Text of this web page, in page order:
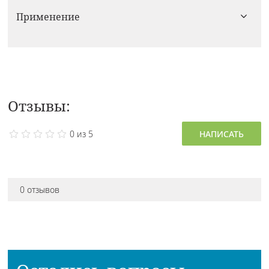
Применение
Отзывы:
0 из 5 НАПИСАТЬ
0 отзывов